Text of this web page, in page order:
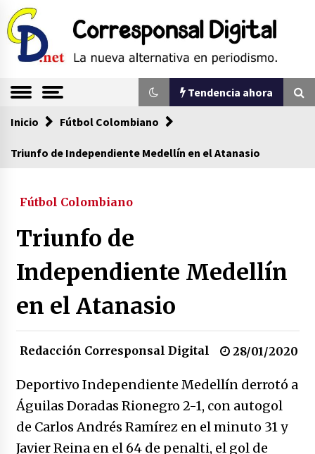
Saltar
al
contenido
Corresponsal
Digital
La nueva alternativa en periodismo
Tendencia ahora
Tendencia ahora
Se eligen los supuestos futuros roedores del
08/03/2026
Corina Machado y su sed de poder
feministas
16/01/2026
Medellín necesita gobernantes con sentido
de pertenencia
Inicio Fútbol Colombiano
Triunfo de Independiente Medellín en el Atanasio
Fútbol Colombiano
Triunfo de
Independiente Medellín
en el Atanasio
Redacción Corresponsal Digital 28/01/2020
Deportivo Independiente Medellín derrotó a
Águilas Doradas Rionegro 2-1, con autogol
de Carlos Andrés Ramírez en el minuto 31 y
Javier Reina en el 64 de penalti, el gol de